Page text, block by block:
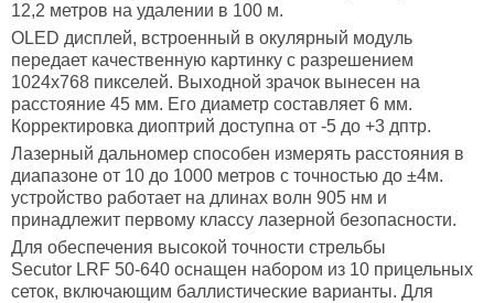
12,2 метров на удалении в 100 м.
OLED дисплей, встроенный в окулярный модуль
передает качественную картинку с разрешением
1024x768 пикселей. Выходной зрачок вынесен на
расстояние 45 мм. Его диаметр составляет 6 мм.
Корректировка диоптрий доступна от -5 до +3 дптр.
Лазерный дальномер способен измерять расстояния в
диапазоне от 10 до 1000 метров с точностью до ±4м.
устройство работает на длинах волн 905 нм и
принадлежит первому классу лазерной безопасности.
Для обеспечения высокой точности стрельбы
Secutor LRF 50-640 оснащен набором из 10 прицельных
сеток, включающим баллистические варианты. Для